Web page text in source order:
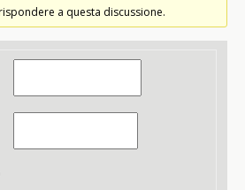
a questa discussione.